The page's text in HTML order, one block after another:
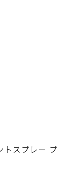
トスプレー プ